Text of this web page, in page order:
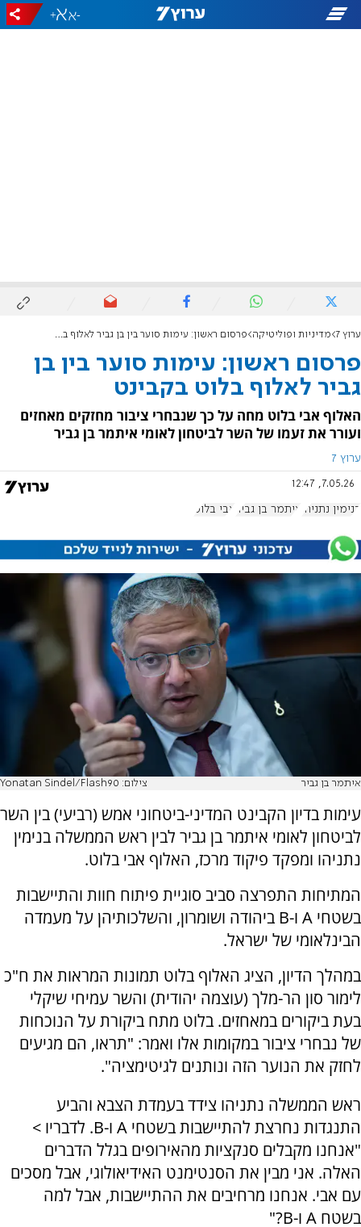
-
+
ערוץ 7 מדיניות ופוליטיקה פרסום ראשון: עימות סוער בין בן גביר לאלוף בלוט בקבינט
פרסום ראשון: עימות סוער בין בן
גביר לאלוף בלוט בקבינט
האלוף אבי בלוט מחה על כך שנבחרי ציבור מחזקים מאחזים
ועורר את זעמו של השר לביטחון לאומי איתמר בן גביר
ערוץ 7
7.05.26, 12:47
בנימין נתניהו איתמר בן גביר אבי בלוט
איתמר בן גביר צילום: Yonatan Sindel/Flash90
עימות בדיון הקבינט המדיני-ביטחוני אמש (רביעי) בין השר
לביטחון לאומי איתמר בן גביר לבין ראש הממשלה בנימין
נתניהו ומפקד פיקוד מרכז, האלוף אבי בלוט.
המתיחות התפרצה סביב סוגיית פיתוח חוות והתיישבות
בשטחי A ו-B ביהודה ושומרון, והשלכותיהן על מעמדה
הבינלאומי של ישראל.
במהלך הדיון, הציג האלוף בלוט תמונות המראות את ח"כ
לימור סון הר-מלך (עוצמה יהודית) והשר עמיחי שיקלי
בעת ביקורים במאחזים. בלוט מתח ביקורת על הנוכחות
של נבחרי ציבור במקומות אלו ואמר: "תראו, הם מגיעים
לחזק את הנוער הזה ונותנים לגיטימציה".
ראש הממשלה נתניהו צידד בעמדת הצבא והביע
התנגדות נחרצת להתיישבות בשטחי A ו-B. לדבריו >
"אנחנו מקבלים סנקציות מהאירופים בגלל הדברים
האלה. אני מבין את הסנטימנט האידיאולוגי, אבל מסכים
עם אבי. אנחנו מרחיבים את ההתיישבות, אבל למה
בשטח A ו-B?"